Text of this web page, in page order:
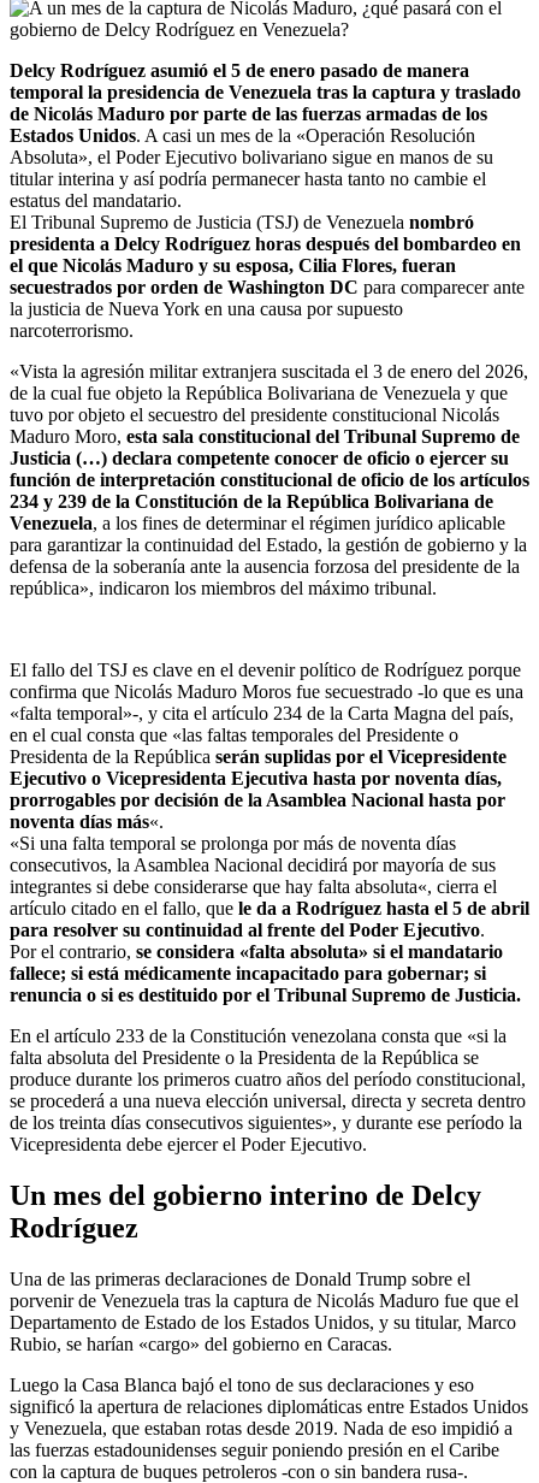
Delcy Rodríguez asumió el 5 de enero pasado de manera
temporal la presidencia de Venezuela tras la captura y traslado
de Nicolás Maduro por parte de las fuerzas armadas de los
Estados Unidos. A casi un mes de la «Operación Resolución
Absoluta», el Poder Ejecutivo bolivariano sigue en manos de su
titular interina y así podría permanecer hasta tanto no cambie el
estatus del mandatario.
El Tribunal Supremo de Justicia (TSJ) de Venezuela nombró
presidenta a Delcy Rodríguez horas después del bombardeo en
el que Nicolás Maduro y su esposa, Cilia Flores, fueran
secuestrados por orden de Washington DC para comparecer ante
la justicia de Nueva York en una causa por supuesto
narcoterrorismo.
«Vista la agresión militar extranjera suscitada el 3 de enero del 2026,
de la cual fue objeto la República Bolivariana de Venezuela y que
tuvo por objeto el secuestro del presidente constitucional Nicolás
Maduro Moro, esta sala constitucional del Tribunal Supremo de
Justicia (…) declara competente conocer de oficio o ejercer su
función de interpretación constitucional de oficio de los artículos
234 y 239 de la Constitución de la República Bolivariana de
Venezuela, a los fines de determinar el régimen jurídico aplicable
para garantizar la continuidad del Estado, la gestión de gobierno y la
defensa de la soberanía ante la ausencia forzosa del presidente de la
república», indicaron los miembros del máximo tribunal.
El fallo del TSJ es clave en el devenir político de Rodríguez porque
confirma que Nicolás Maduro Moros fue secuestrado -lo que es una
«falta temporal»-, y cita el artículo 234 de la Carta Magna del país,
en el cual consta que «las faltas temporales del Presidente o
Presidenta de la República serán suplidas por el Vicepresidente
Ejecutivo o Vicepresidenta Ejecutiva hasta por noventa días,
prorrogables por decisión de la Asamblea Nacional hasta por
noventa días más«.
«Si una falta temporal se prolonga por más de noventa días
consecutivos, la Asamblea Nacional decidirá por mayoría de sus
integrantes si debe considerarse que hay falta absoluta«, cierra el
artículo citado en el fallo, que le da a Rodríguez hasta el 5 de abril
para resolver su continuidad al frente del Poder Ejecutivo.
Por el contrario, se considera «falta absoluta» si el mandatario
fallece; si está médicamente incapacitado para gobernar; si
renuncia o si es destituido por el Tribunal Supremo de Justicia.
En el artículo 233 de la Constitución venezolana consta que «si la
falta absoluta del Presidente o la Presidenta de la República se
produce durante los primeros cuatro años del período constitucional,
se procederá a una nueva elección universal, directa y secreta dentro
de los treinta días consecutivos siguientes», y durante ese período la
Vicepresidenta debe ejercer el Poder Ejecutivo.
Un mes del gobierno interino de Delcy
Rodríguez
Una de las primeras declaraciones de Donald Trump sobre el
porvenir de Venezuela tras la captura de Nicolás Maduro fue que el
Departamento de Estado de los Estados Unidos, y su titular, Marco
Rubio, se harían «cargo» del gobierno en Caracas.
Luego la Casa Blanca bajó el tono de sus declaraciones y eso
significó la apertura de relaciones diplomáticas entre Estados Unidos
y Venezuela, que estaban rotas desde 2019. Nada de eso impidió a
las fuerzas estadounidenses seguir poniendo presión en el Caribe
con la captura de buques petroleros -con o sin bandera rusa-.